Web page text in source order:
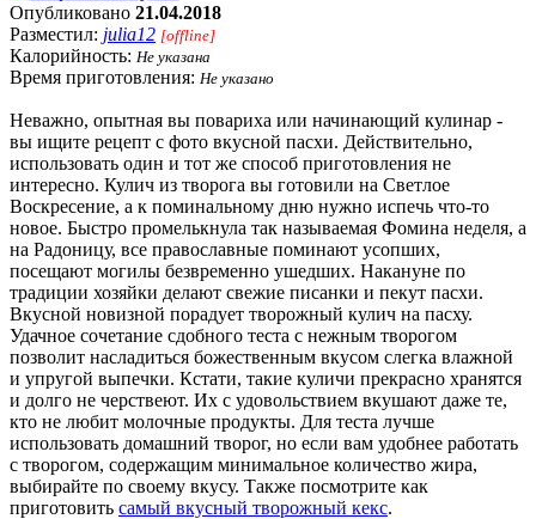
Опубликовано 21.04.2018
Разместил: julia12 [offline]
Калорийность: Не указана
Время приготовления: Не указано
Неважно, опытная вы повариха или начинающий кулинар -
вы ищите рецепт с фото вкусной пасхи. Действительно,
использовать один и тот же способ приготовления не
интересно. Кулич из творога вы готовили на Светлое
Воскресение, а к поминальному дню нужно испечь что-то
новое. Быстро промелькнула так называемая Фомина неделя, а
на Радоницу, все православные поминают усопших,
посещают могилы безвременно ушедших. Накануне по
традиции хозяйки делают свежие писанки и пекут пасхи.
Вкусной новизной порадует творожный кулич на пасху.
Удачное сочетание сдобного теста с нежным творогом
позволит насладиться божественным вкусом слегка влажной
и упругой выпечки. Кстати, такие куличи прекрасно хранятся
и долго не черствеют. Их с удовольствием вкушают даже те,
кто не любит молочные продукты. Для теста лучше
использовать домашний творог, но если вам удобнее работать
с творогом, содержащим минимальное количество жира,
выбирайте по своему вкусу. Также посмотрите как
приготовить самый вкусный творожный кекс.